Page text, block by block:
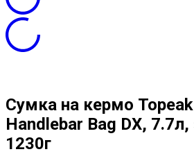
Сумка на кермо
Handlebar Bag DX, 7.7л,
1230г